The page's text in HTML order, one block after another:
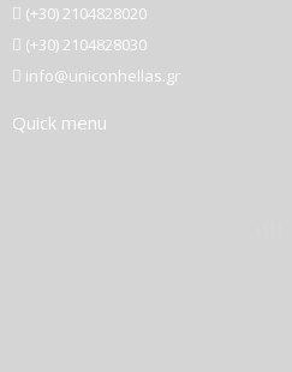
(+30) 2104828020
(+30) 2104828030
info@uniconhellas.gr
Quick menu